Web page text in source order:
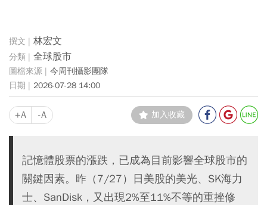
林宏文
全球股市
今周刊攝影團隊
2026-07-28 14:00
+A -A 加入收藏
記憶體股票的漲跌，已成為目前影響全球股市的
關鍵因素。昨（7/27）日美股的美光、SK海力
士、SanDisk，又出現2%至11%不等的重挫修